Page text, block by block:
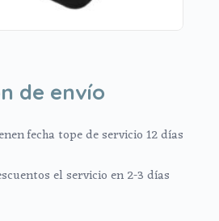
de envío
fecha tope de servicio 12 días
el servicio en 2-3 días